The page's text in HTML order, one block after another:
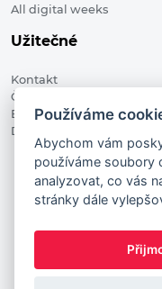
All digital weeks
Užitečné
Kontakt
Členské organizace
Blog
Digitalizace ve vzdělávání
Vstup
This project has
Commission
Používáme
Abychom vám
používáme soubory
analyzovat, co vás
stránky dále